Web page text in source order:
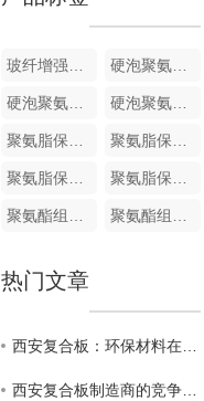
玻纤增强聚氨酯节能门窗 硬泡聚氨酯复合浅荔枝面陶瓷薄板保温装饰一体板
硬泡聚氨酯复合哑光面陶瓷薄板保温装饰一体板 硬泡聚氨酯陶瓷薄板一体板
聚氨脂保温装饰一体化板 聚氨脂保温装饰一体化板
聚氨脂保温装饰一体化板 聚氨脂保温装饰一体化板
聚氨酯组合料 聚氨酯组合料
热门文章
西安复合板：环保材料在建筑业的崭露头角
西安复合板制造商的竞争优势和挑战